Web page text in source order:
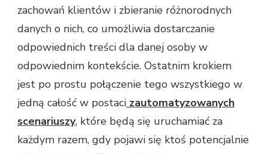
zachowań klientów i zbieranie różnorodnych
danych o nich, co umożliwia dostarczanie
odpowiednich treści dla danej osoby w
odpowiednim kontekście. Ostatnim krokiem
jest po prostu połączenie tego wszystkiego w
jedną całość w postaci zautomatyzowanych
scenariuszy, które będą się uruchamiać za
każdym razem, gdy pojawi się ktoś potencjalnie